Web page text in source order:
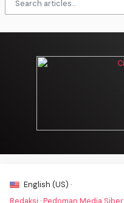
English (US) ·
Redaksi ·Pedoman Media Siber